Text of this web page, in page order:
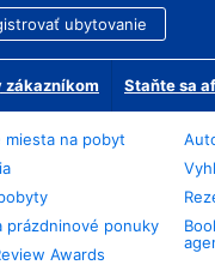
ubytovanie
zákazníkom Staňte sa
miesta na pobyt
prázdninové ponuky
Awards